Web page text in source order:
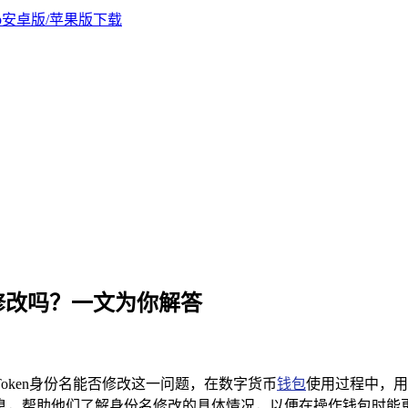
吗？一文为你解答
身份名能否修改这一问题，在数字货币钱包使用过程中，